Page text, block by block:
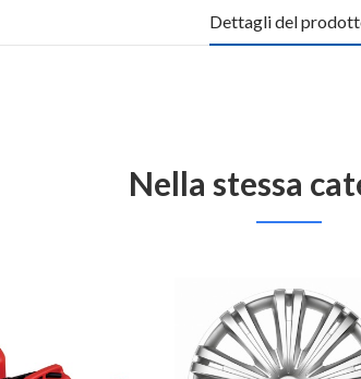
Dettagli del
Nella stessa